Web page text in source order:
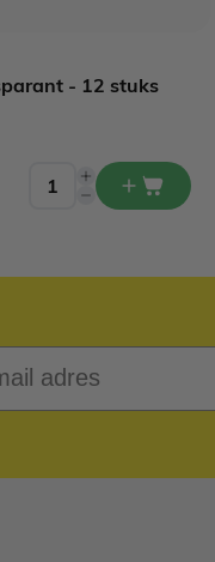
- 12 stuks